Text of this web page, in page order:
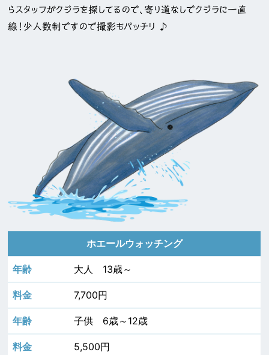
らスタッフがクジラを探してるので、寄り道なしでクジラに一直
線！少人数制ですので撮影もバッチリ ♪
ホエールウォッチング
大人 13歳～
7,700円
子供 6歳～12歳
5,500円